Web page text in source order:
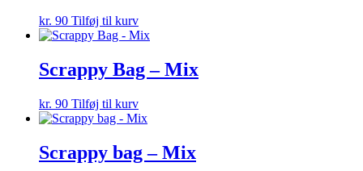
kr. 90 Tilføj til kurv
Scrappy Bag – Mix
kr. 90 Tilføj til kurv
Scrappy bag – Mix